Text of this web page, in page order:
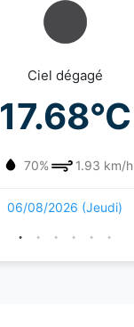
Ciel dégagé
17.68°C
70% 1.93 km/h
06/08/2026 (Jeudi)